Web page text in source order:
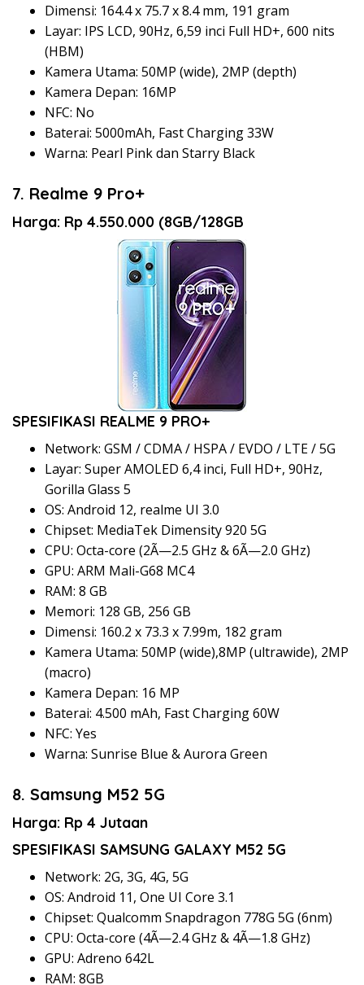
Dimensi: 164.4 x 75.7 x 8.4 mm, 191 gram
Layar: IPS LCD, 90Hz, 6,59 inci Full HD+, 600 nits
(HBM)
Kamera Utama: 50MP (wide), 2MP (depth)
Kamera Depan: 16MP
NFC: No
Baterai: 5000mAh, Fast Charging 33W
Warna: Pearl Pink dan Starry Black
7. Realme 9 Pro+
Harga: Rp 4.550.000 (8GB/128GB
SPESIFIKASI REALME 9 PRO+
Network: GSM / CDMA / HSPA / EVDO / LTE / 5G
Layar: Super AMOLED 6,4 inci, Full HD+, 90Hz,
Gorilla Glass 5
OS: Android 12, realme UI 3.0
Chipset: MediaTek Dimensity 920 5G
CPU: Octa-core (2Ã—2.5 GHz & 6Ã—2.0 GHz)
GPU: ARM Mali-G68 MC4
RAM: 8 GB
Memori: 128 GB, 256 GB
Dimensi: 160.2 x 73.3 x 7.99m, 182 gram
Kamera Utama: 50MP (wide),8MP (ultrawide), 2MP
(macro)
Kamera Depan: 16 MP
Baterai: 4.500 mAh, Fast Charging 60W
NFC: Yes
Warna: Sunrise Blue & Aurora Green
8. Samsung M52 5G
Harga: Rp 4 Jutaan
SPESIFIKASI SAMSUNG GALAXY M52 5G
Network: 2G, 3G, 4G, 5G
OS: Android 11, One UI Core 3.1
Chipset: Qualcomm Snapdragon 778G 5G (6nm)
CPU: Octa-core (4Ã—2.4 GHz & 4Ã—1.8 GHz)
GPU: Adreno 642L
RAM: 8GB